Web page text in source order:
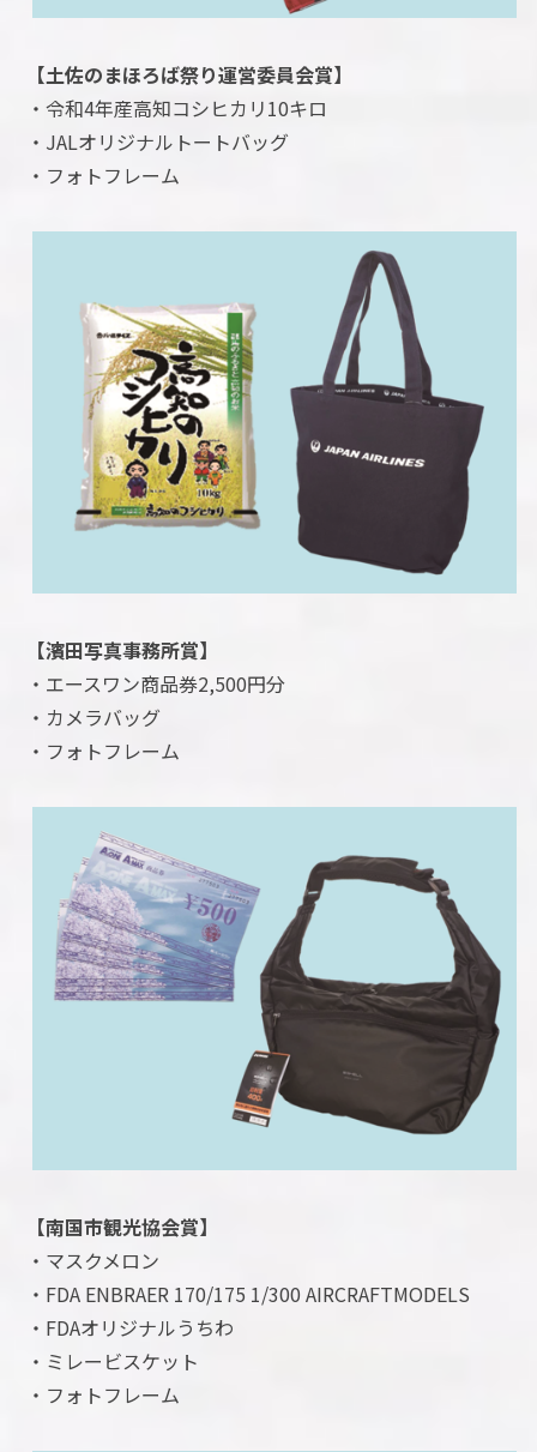
【土佐のまほろば祭り運営委員会賞】
・令和4年産高知コシヒカリ10キロ
・JALオリジナルトートバッグ
・フォトフレーム
【濱田写真事務所賞】
・エースワン商品券2,500円分
・カメラバッグ
・フォトフレーム
【南国市観光協会賞】
・マスクメロン
・FDA ENBRAER 170/175 1/300 AIRCRAFTMODELS
・FDAオリジナルうちわ
・ミレービスケット
・フォトフレーム